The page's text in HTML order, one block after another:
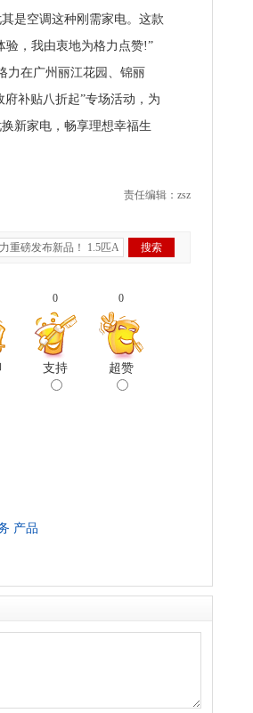
是空调这种刚需家电。这款
验，我由衷地为格力点赞!”
在广州丽江花园、锦丽
补贴八折起”专场活动，为
新家电，畅享理想幸福生
责任编辑：zsz
0
支持
0
超赞
产品